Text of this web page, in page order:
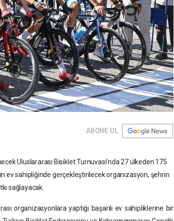
ABONE OL
Uluslararası Bisiklet Turnuvası’nda 27 ülkeden 175
ev sahipliğinde gerçekleştirilecek organizasyon, şehrin
sağlayacak.
organizasyonlara yaptığı başarılı ev sahipliklerine bir